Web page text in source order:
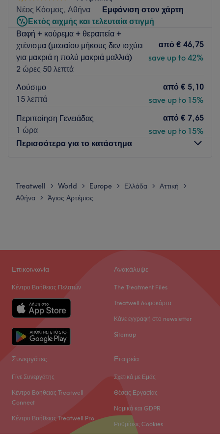
Το Angelic Lashes διαθέτει μια μικρή ομάδα εξειδικευμένων
στελεχών που φροντίζουν για τους πελάτες. Αυτός ο
πυρήνας συνεργατών είναι αφοσιωμένος στην παροχή
εξαιρετικής εξυπηρέτησης και άριστης περίθαλψης,
καθιστώντας την εμπειρία του κάθε πελάτη ευχάριστη και
αξέχαστη.
Τι μας αρέσει στο μέρος
Περιβάλλον: μοντέρνο, καλαίσθητο
Go to venue
Νέος Κόσμος, Αθήνα
Εμφάνιση στον χάρτη
Εκτός αιχμής και τελευταία στιγμή
Βαφή + κούρεμα + θεραπεία +
χτένισμα (μεσαίου μήκους δεν ισχύει
για μακριά η πολύ μακριά μαλλιά)
2 ώρες 50 λεπτά
από € 46,75
save up to 42%
Λούσιμο
15 λεπτά
από € 5,10
save up to 15%
Περιποίηση Γενειάδας
1 ώρα
από € 7,65
save up to 15%
Περισσότερα για το κατάστημα
Τρίτη
10:00
20:00
Τετάρτη
Ένας ζεστός και χαλαρωτικός χώρος γεμάτος χρώματα και
Go to venue
Treatwell > World > Europe > Ελλάδα > Αττική >
Αθήνα > Άγιος Αρτέμιος
Επικοινωνία
Κέντρο Βοήθειας Πελατών
Ανακάλυψε
The Treatment Files
Treatwell δωροκάρτα
Κάνε εγγραφή στο newsletter
Sitemap
Συνεργάτες
Γίνε Συνεργάτης
Κέντρο Βοήθειας Treatwell
Connect
Κέντρο Βοήθειας Treatwell Pro
Εταιρεία
Σχετικά με Εμάς
Θέσεις Εργασίας
Νομικά και GDPR
Ρυθμίσεις Cookies